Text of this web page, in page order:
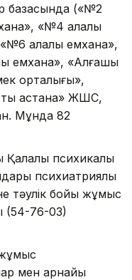
базасында («№2
«№4 қалалық
қалалық емхана»,
емхана», «Алғашқы
орталығы»,
астана» ЖШС,
Мұнда 82
психикалық
психиатриялық
тәулік бойы жұмыс
(54-76-03)
мен арнайы